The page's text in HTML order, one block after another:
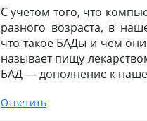
С учетом того, что
разного возраста, в
что такое БАДы и чем
называет пищу
БАД — дополнение к
Ответить